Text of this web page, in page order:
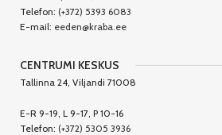
Telefon: (+372) 5393 6083
E-mail: eeden@kraba.ee
CENTRUMI KESKUS
Tallinna 24, Viljandi 71008
E-R 9-19, L 9-17, P 10-16
Telefon: (+372) 5305 3936